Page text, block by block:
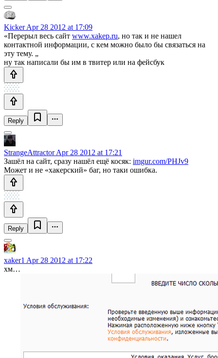
KickerApr 28 2012 at 17:09
«Перерыл весь сайт www.xakep.ru, но так и не нашел
контактной информации, с кем можно было бы связаться на
эту тему. „
ну так написали бы им в твитер или на фейсбук
Reply
StrangeAttractorApr 28 2012 at 17:21
Зашёл на сайт, сразу нашёл ещё косяк: imgur.com/PHJv9
Может и не «хакерский» баг, но таки ошибка.
Reply
xaker1 Apr 28 2012 at 17:22
хм…